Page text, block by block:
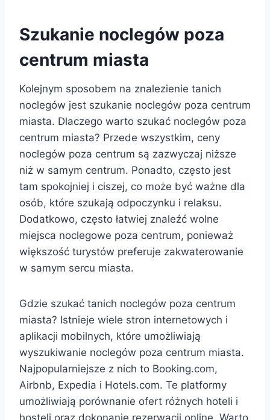
Szukanie noclegów poza
centrum miasta
Kolejnym sposobem na znalezienie tanich
noclegów jest szukanie noclegów poza centrum
miasta. Dlaczego warto szukać noclegów poza
centrum miasta? Przede wszystkim, ceny
noclegów poza centrum są zazwyczaj niższe
niż w samym centrum. Ponadto, często jest
tam spokojniej i ciszej, co może być ważne dla
osób, które szukają odpoczynku i relaksu.
Dodatkowo, często łatwiej znaleźć wolne
miejsca noclegowe poza centrum, ponieważ
większość turystów preferuje zakwaterowanie
w samym sercu miasta.
Gdzie szukać tanich noclegów poza centrum
miasta? Istnieje wiele stron internetowych i
aplikacji mobilnych, które umożliwiają
wyszukiwanie noclegów poza centrum miasta.
Najpopularniejsze z nich to Booking.com,
Airbnb, Expedia i Hotels.com. Te platformy
umożliwiają porównanie ofert różnych hoteli i
hosteli oraz dokonanie rezerwacji online. Warto